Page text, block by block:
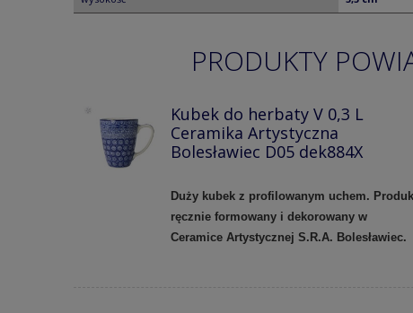
PRODUKTY
Kubek do herbaty V 0,3 L
Ceramika Artystyczna
Bolesławiec D05 dek884X
Duży kubek z profilowanym uchem.
ręcznie formowany i dekorowany w
Ceramice Artystycznej S.R.A. Bolesławiec.